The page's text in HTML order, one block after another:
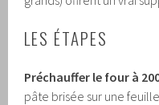
LES ÉTAPES
Préchauffer le four à
pâte brisée sur une